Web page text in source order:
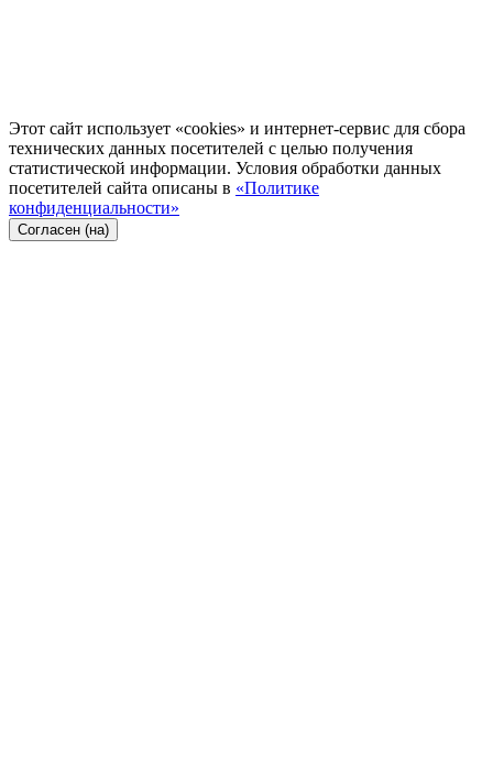
Этот сайт использует «cookies» и интернет-сервис для сбора
технических данных посетителей с целью получения
статистической информации. Условия обработки данных
посетителей сайта описаны в «Политике
конфиденциальности»
Согласен (на)